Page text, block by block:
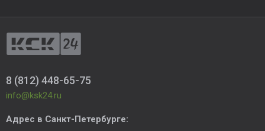
8 (812) 448-65-75
info@ksk24.ru
Адрес в Санкт-Петербурге: